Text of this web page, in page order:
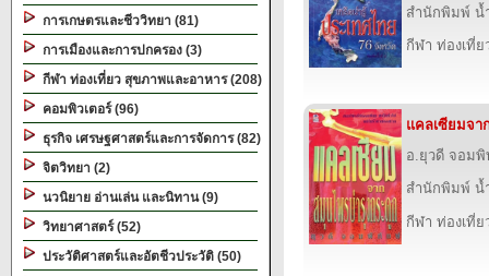
การเกษตรและชีววิทยา (81)
การเมืองและการปกครอง (3)
กีฬา ท่องเที่ยว สุขภาพและอาหาร (208)
คอมพิวเตอร์ (96)
ธุรกิจ เศรษฐศาสตร์และการจัดการ (82)
จิตวิทยา (2)
นวนิยาย อ่านเล่น และนิทาน (9)
วิทยาศาสตร์ (52)
ประวัติศาสตร์และอัตชีวประวัติ (50)
สำนักพิมพ์ น้
กีฬา ท่องเที่
แคลเซียมจา
อ.ยุวดี จอม
สำนักพิมพ์ น้
กีฬา ท่องเที่